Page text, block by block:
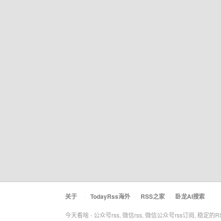
关于 · TodayRss海外 · RSS之家 · 卧龙AI搜索
今天看啥 - 公众号rss, 微信rss, 微信公众号rss订阅, 稳定的